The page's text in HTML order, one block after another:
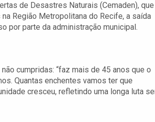
de Desastres Naturais (Cemaden), que
Região Metropolitana do Recife, a saída
por parte da administração municipal.
cumpridas: “faz mais de 45 anos que o
Quantas enchentes vamos ter que
cresceu, refletindo uma longa luta